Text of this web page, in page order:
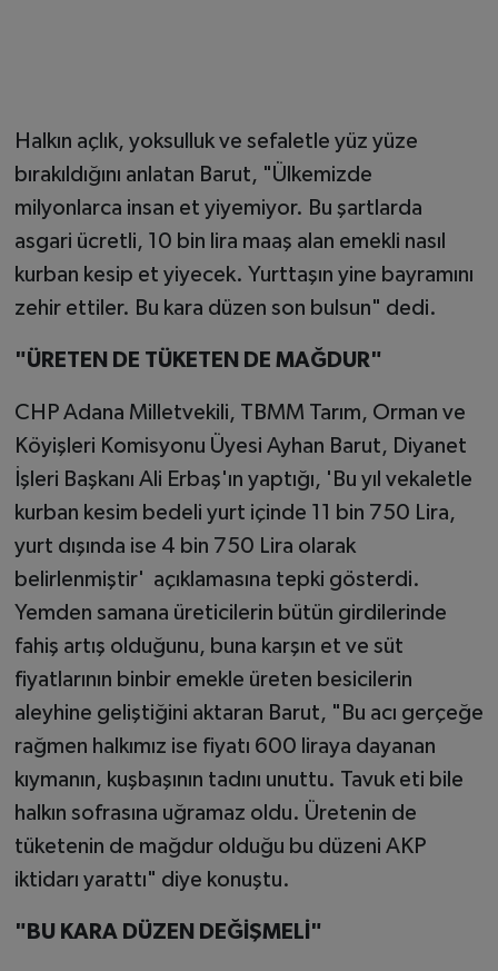
Halkın açlık, yoksulluk ve sefaletle yüz yüze
bırakıldığını anlatan Barut, "Ülkemizde
milyonlarca insan et yiyemiyor. Bu şartlarda
asgari ücretli, 10 bin lira maaş alan emekli nasıl
kurban kesip et yiyecek. Yurttaşın yine bayramını
zehir ettiler. Bu kara düzen son bulsun" dedi.
"ÜRETEN DE TÜKETEN DE MAĞDUR"
CHP Adana Milletvekili, TBMM Tarım, Orman ve
Köyişleri Komisyonu Üyesi Ayhan Barut, Diyanet
İşleri Başkanı Ali Erbaş'ın yaptığı, 'Bu yıl vekaletle
kurban kesim bedeli yurt içinde 11 bin 750 Lira,
yurt dışında ise 4 bin 750 Lira olarak
belirlenmiştir' açıklamasına tepki gösterdi.
Yemden samana üreticilerin bütün girdilerinde
fahiş artış olduğunu, buna karşın et ve süt
fiyatlarının binbir emekle üreten besicilerin
aleyhine geliştiğini aktaran Barut, "Bu acı gerçeğe
rağmen halkımız ise fiyatı 600 liraya dayanan
kıymanın, kuşbaşının tadını unuttu. Tavuk eti bile
halkın sofrasına uğramaz oldu. Üretenin de
tüketenin de mağdur olduğu bu düzeni AKP
iktidarı yarattı" diye konuştu.
"BU KARA DÜZEN DEĞİŞMELİ"